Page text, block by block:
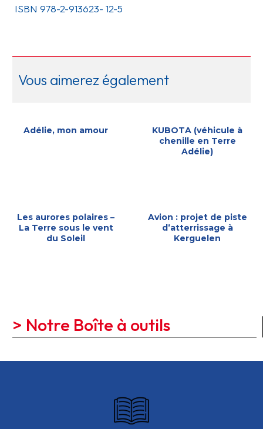
ISBN 978-2-913623- 12-5
Vous aimerez également
Adélie, mon amour
KUBOTA (véhicule à
chenille en Terre
Adélie)
Les aurores polaires –
La Terre sous le vent
du Soleil
Avion : projet de piste
d’atterrissage à
Kerguelen
> Notre Boîte à outils